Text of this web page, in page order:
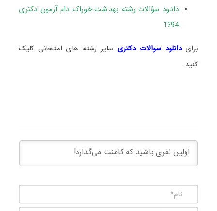
دانلود سؤالات رشته بهداشت خوراک دام آزمون دکتری
1394
برایدانلود سوالات دکتری سایر رشته های امتحانی کلیک
کنید.